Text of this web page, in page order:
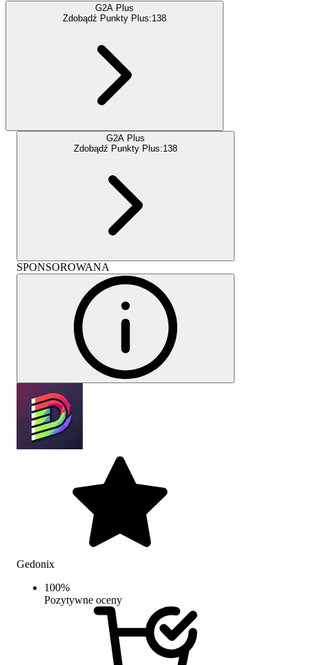
G2A Plus
Zdobądź Punkty Plus:138
G2A Plus
Zdobądź Punkty Plus:138
SPONSOROWANA
Gedonix
100%
Pozytywne oceny